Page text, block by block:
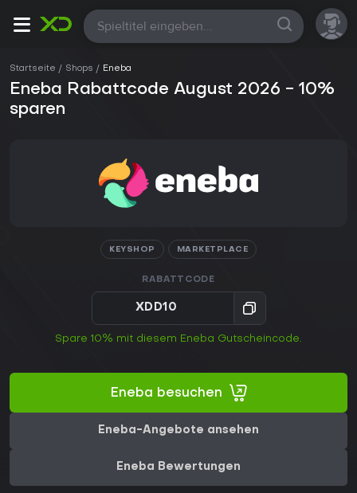
Alle
Startseite Shops Eneba
Eneba Rabattcode August 2026 - 10%
sparen
KEYSHOP MARKETPLACE
RABATTCODE
XDD10
Spare 10% mit diesem Eneba Gutscheincode.
Eneba besuchen
Eneba-Angebote ansehen
Eneba Bewertungen